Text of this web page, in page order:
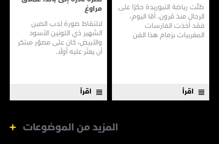
ظلّت رياضة التبوريدة حكرًا على
الرجال منذ قرون. أمّا اليوم،
فقد أخذت الفارسات
المغربيات بزمام هذا الفن
اقرأ
مراوغ
لالتقاط صورة لدب الصين
الشهير ذي اللونين الأسود
والأبيض، كان على مصوّر مبتكر
أن يعثر عليه أولًا.
اقرأ
المزيد من الموضوعات